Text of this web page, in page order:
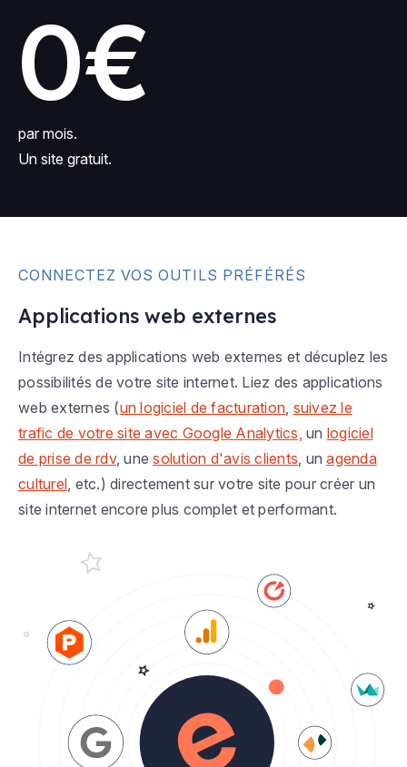
0€
par mois.
Un site gratuit.
CONNECTEZ VOS OUTILS PRÉFÉRÉS
Applications web externes
Intégrez des applications web externes et décuplez les
possibilités de votre site internet. Liez des applications
web externes (un logiciel de facturation, suivez le
trafic de votre site avec Google Analytics, un logiciel
de prise de rdv, unesolution d'avis clients, unagenda
culturel, etc.) directement sur votre site pour créer un
site internet encore plus complet et performant.